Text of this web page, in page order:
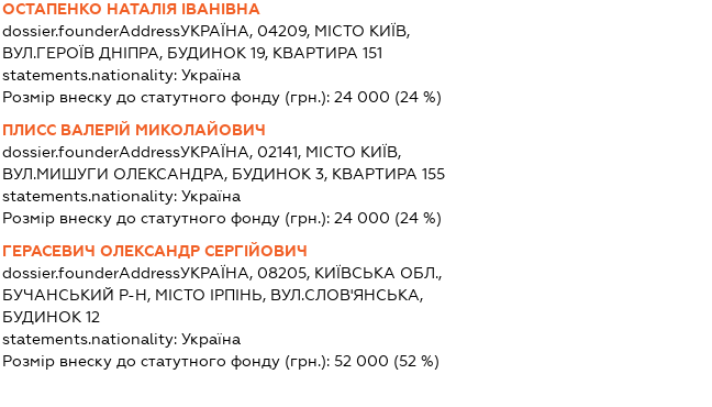
ОСТАПЕНКО НАТАЛІЯ ІВАНІВНА
dossier.founderAddressУКРАЇНА, 04209, МІСТО КИЇВ,
ВУЛ.ГЕРОЇВ ДНІПРА, БУДИНОК 19, КВАРТИРА 151
statements.nationality:Україна
Розмір внеску до статутного фонду (грн.):24 000 (24 %)
ПЛИСС ВАЛЕРІЙ МИКОЛАЙОВИЧ
dossier.founderAddressУКРАЇНА, 02141, МІСТО КИЇВ,
ВУЛ.МИШУГИ ОЛЕКСАНДРА, БУДИНОК 3, КВАРТИРА 155
statements.nationality:Україна
Розмір внеску до статутного фонду (грн.):24 000 (24 %)
ГЕРАСЕВИЧ ОЛЕКСАНДР СЕРГІЙОВИЧ
dossier.founderAddressУКРАЇНА, 08205, КИЇВСЬКА ОБЛ.,
БУЧАНСЬКИЙ Р-Н, МІСТО ІРПІНЬ, ВУЛ.СЛОВ'ЯНСЬКА,
БУДИНОК 12
statements.nationality:Україна
Розмір внеску до статутного фонду (грн.):52 000 (52 %)